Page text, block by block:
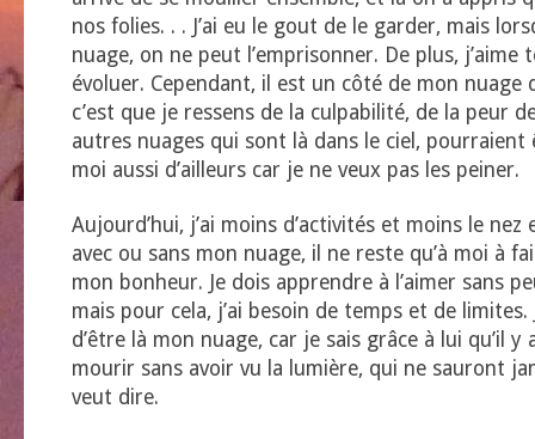
nos folies. . . J’ai eu le gout de le garder, mais
nuage, on ne peut l’emprisonner. De plus, j’aime
évoluer. Cependant, il est un côté de mon nuage
c’est que je ressens de la culpabilité, de la peur
autres nuages qui sont là dans le ciel, pourraient
moi aussi d’ailleurs car je ne veux pas les peiner.
Aujourd’hui, j’ai moins d’activités et moins le nez
avec ou sans mon nuage, il ne reste qu’à moi à
mon bonheur. Je dois apprendre à l’aimer sans
mais pour cela, j’ai besoin de temps et de
d’être là mon nuage, car je sais grâce à lui qu’il
mourir sans avoir vu la lumière, qui ne sauront
veut dire.